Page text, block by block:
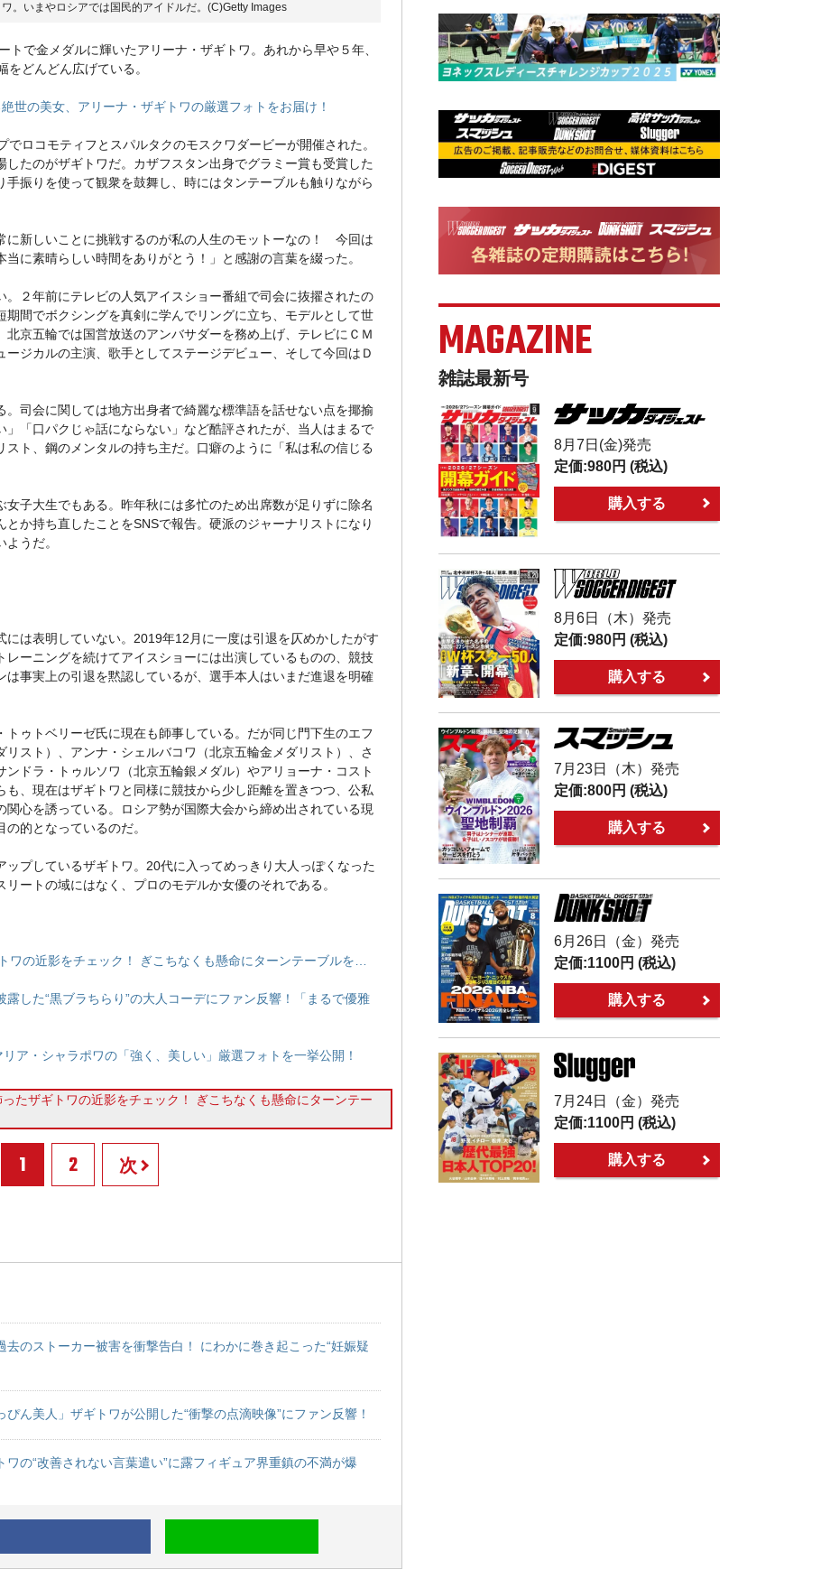
。いまやロシアでは国民的アイドルだ。(C)Getty Images
で金メダルに輝いたアリーナ・ザギトワ。あれから早や５年、
どんどん広げている。
世の美女、アリーナ・ザギトワの厳選フォトをお届け！
ロコモティフとスパルタクのモスクワダービーが開催された。
たのがザギトワだ。カザフスタン出身でグラミー賞も受賞した
振りを使って観衆を鼓舞し、時にはタンテーブルも触りながら
新しいことに挑戦するのが私の人生のモットーなの！ 今回は
に素晴らしい時間をありがとう！」と感謝の言葉を綴った。
２年前にテレビの人気アイスショー番組で司会に抜擢されたの
間でボクシングを真剣に学んでリングに立ち、モデルとして世
京五輪では国営放送のアンバサダーを務め上げ、テレビにＣＭ
ジカルの主演、歌手としてステージデビュー、そして今回はＤ
司会に関しては地方出身者で綺麗な標準語を話せない点を揶揄
「口パクじゃ話にならない」など酷評されたが、当人はまるで
ト、鋼のメンタルの持ち主だ。口癖のように「私は私の信じる
子大生でもある。昨年秋には多忙のため出席数が足りずに除名
か持ち直したことをSNSで報告。硬派のジャーナリストになり
うだ。
は表明していない。2019年12月に一度は引退を仄めかしたがす
レーニングを続けてアイスショーには出演しているものの、競技
事実上の引退を黙認しているが、選手本人はいまだ進退を明確
ゥトベリーゼ氏に現在も師事している。だが同じ門下生のエフ
スト）、アンナ・シェルバコワ（北京五輪金メダリスト）、さ
ドラ・トゥルソワ（北京五輪銀メダル）やアリョーナ・コスト
、現在はザギトワと同様に競技から少し距離を置きつつ、公私
心を誘っている。ロシア勢が国際大会から締め出されている現
的となっているのだ。
プしているザギトワ。20代に入ってめっきり大人っぽくなった
ートの域にはなく、プロのモデルか女優のそれである。
ワの近影をチェック！ ぎこちなくも懸命にターンテーブルを…
露した“黒ブラちらり”の大人コーデにファン反響！「まるで優雅
リア・シャラポワの「強く、美しい」厳選フォトを一挙公開！
ったザギトワの近影をチェック！ ぎこちなくも懸命にターンテー
1 2 次
のストーカー被害を衝撃告白！ にわかに巻き起こった“妊娠疑
ん美人」ザギトワが公開した“衝撃の点滴映像”にファン反響！
ワの“改善されない言葉遣い”に露フィギュア界重鎮の不満が爆
MAGAZINE
雑誌最新号
8月7日(金)発売
定価:980円 (税込)
購入する
8月6日（木）発売
定価:980円 (税込)
購入する
7月23日（木）発売
定価:800円 (税込)
購入する
6月26日（金）発売
定価:1100円 (税込)
購入する
7月24日（金）発売
定価:1100円 (税込)
購入する